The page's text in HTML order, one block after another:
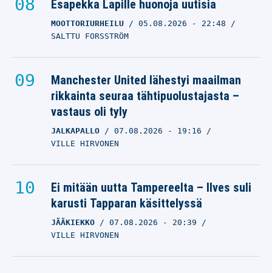
Esapekka Lapille huonoja uutisia
MOOTTORIURHEILU 05.08.2026 - 22:48
SALTTU FORSSTRÖM
Manchester United lähestyi maailman
rikkainta seuraa tähtipuolustajasta –
vastaus oli tyly
JALKAPALLO 07.08.2026 - 19:16
VILLE HIRVONEN
Ei mitään uutta Tampereelta – Ilves suli
karusti Tapparan käsittelyssä
JÄÄKIEKKO 07.08.2026 - 20:39
VILLE HIRVONEN